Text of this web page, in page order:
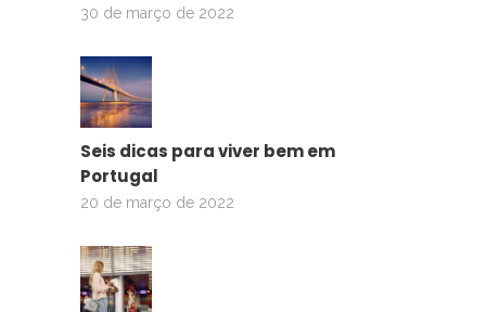
30 de março de 2022
Seis dicas para viver bem em
Portugal
20 de março de 2022